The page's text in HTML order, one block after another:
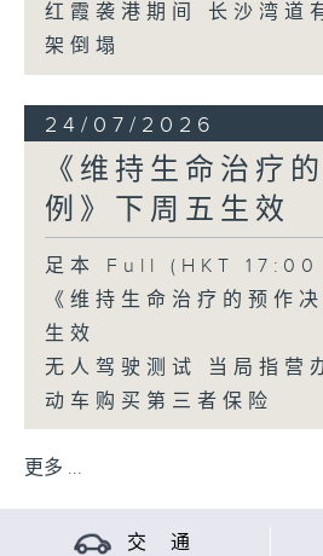
红霞袭港期间 长沙湾道
架倒塌
24/07/2026
《维持生命治疗
例》下周五生效
足本 Full (HKT
《维持生命治疗的预作
生效
无人驾驶测试 当局指营
动车购买第三者保险
更多 ...
交 通